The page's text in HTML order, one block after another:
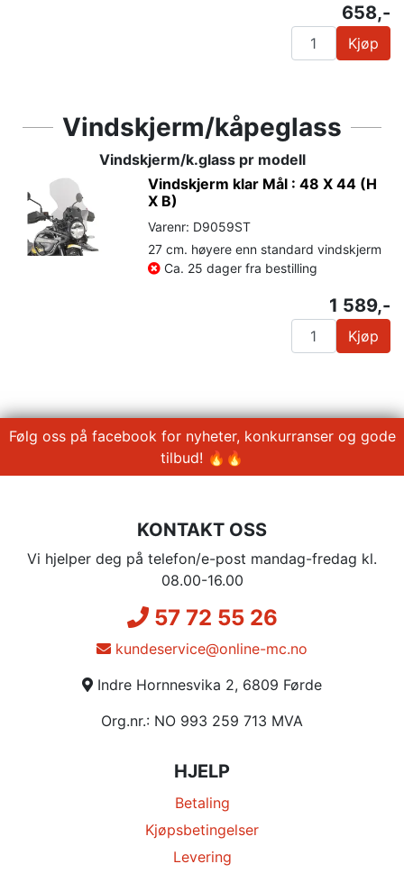
658,-
Kjøp
Vindskjerm/kåpeglass
Vindskjerm/k.glass pr modell
Vindskjerm klar Mål : 48 X 44 (H
X B)
Varenr: D9059ST
27 cm. høyere enn standard vindskjerm
Ca. 25 dager fra bestilling
1 589,-
Kjøp
Følg oss på facebook for nyheter, konkurranser og gode
tilbud! 🔥🔥
KONTAKT OSS
Vi hjelper deg på telefon/e-post mandag-fredag kl.
08.00-16.00
57 72 55 26
kundeservice@online-mc.no
Indre Hornnesvika 2, 6809 Førde
Org.nr.: NO 993 259 713 MVA
HJELP
Betaling
Kjøpsbetingelser
Levering